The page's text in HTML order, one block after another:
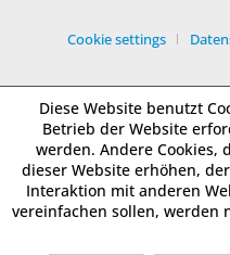
Cookie settings
Diese Website benutzt
Betrieb der Website
werden. Andere Cookies,
dieser Website erhöhen,
Interaktion mit anderen
vereinfachen sollen, werden